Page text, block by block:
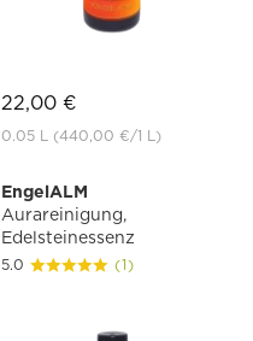
22,00 €
0.05 L (440,00 €/1 L)
EngelALM
Aurareinigung,
Edelsteinessenz
5.0 (1)